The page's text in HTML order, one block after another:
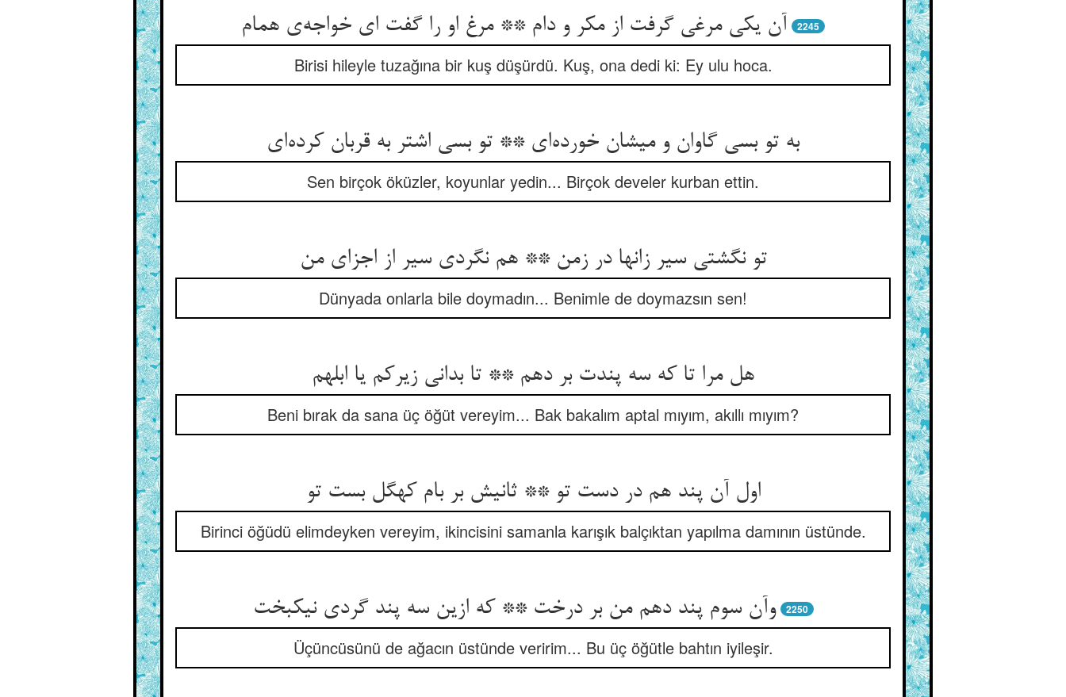
آن یکی مرغی گرفت از مکر و دام ** مرغ او را گفت ای خواجه‌ی همام 2245
Birisi hileyle tuzağına bir kuş düşürdü. Kuş, ona dedi ki: Ey ulu hoca.
به تو بسی گاوان و میشان خورده‌ای ** تو بسی اشتر به قربان کرده‌ای
Sen birçok öküzler, koyunlar yedin... Birçok develer kurban ettin.
تو نگشتی سیر زانها در زمن ** هم نگردی سیر از اجزای من
Dünyada onlarla bile doymadın... Benimle de doymazsın sen!
هل مرا تا که سه پندت بر دهم ** تا بدانی زیرکم یا ابلهم
Beni bırak da sana üç öğüt vereyim... Bak bakalım aptal mıyım, akıllı mıyım?
اول آن پند هم در دست تو ** ثانیش بر بام کهگل بست تو
Birinci öğüdü elimdeyken vereyim, ikincisini samanla karışık balçıktan yapılma damının üstünde.
وآن سوم پند دهم من بر درخت ** که ازین سه پند گردی نیکبخت 2250
Üçüncüsünü de ağacın üstünde veririm... Bu üç öğütle bahtın iyileşir.